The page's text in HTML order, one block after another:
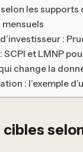
les supports
:
SCPI et LMNP
change la
: l’exemple